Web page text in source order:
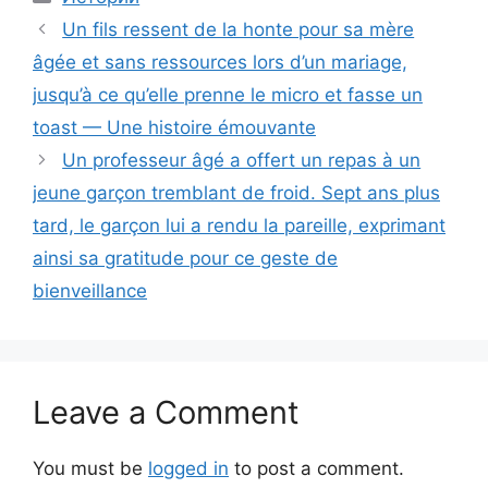
Un fils ressent de la honte pour sa mère
âgée et sans ressources lors d’un mariage,
jusqu’à ce qu’elle prenne le micro et fasse un
toast — Une histoire émouvante
Un professeur âgé a offert un repas à un
jeune garçon tremblant de froid. Sept ans plus
tard, le garçon lui a rendu la pareille, exprimant
ainsi sa gratitude pour ce geste de
bienveillance
Leave a Comment
You must be logged in to post a comment.